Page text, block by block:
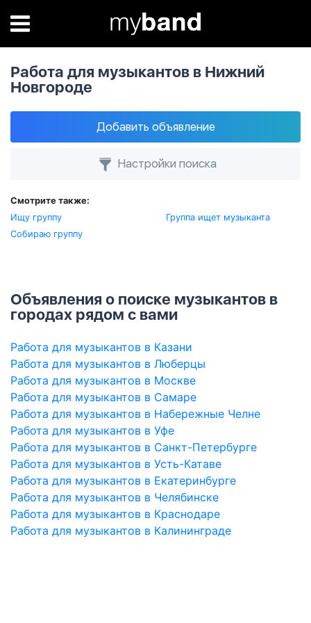
Работа для музыкантов в Нижний
Новгороде
Добавить объявление
Настройки поиска
Смотрите также:
Ищу группу
Группа ищет музыканта
Собираю группу
Объявления о поиске музыкантов в
городах рядом с вами
Работа для музыкантов в Казани
Работа для музыкантов в Люберцы
Работа для музыкантов в Москве
Работа для музыкантов в Самаре
Работа для музыкантов в Набережные Челне
Работа для музыкантов в Уфе
Работа для музыкантов в Санкт-Петербурге
Работа для музыкантов в Усть-Катаве
Работа для музыкантов в Екатеринбурге
Работа для музыкантов в Челябинске
Работа для музыкантов в Краснодаре
Работа для музыкантов в Калининграде